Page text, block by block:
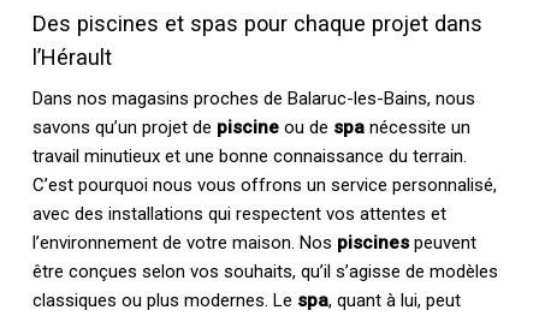
Des piscines et spas pour chaque projet dans
l’Hérault
Dans nos magasins proches de Balaruc-les-Bains, nous
savons qu’un projet de piscineou de spanécessite un
travail minutieux et une bonne connaissance du terrain.
C’est pourquoi nous vous offrons un service personnalisé,
avec des installations qui respectent vos attentes et
l’environnement de votre maison. Nos piscinespeuvent
être conçues selon vos souhaits, qu’il s’agisse de modèles
classiques ou plus modernes. Le spa, quant à lui, peut